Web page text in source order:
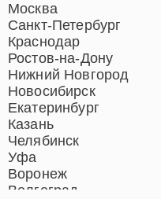
Москва
Санкт-Петербург
Краснодар
Ростов-на-Дону
Нижний Новгород
Новосибирск
Екатеринбург
Казань
Челябинск
Уфа
Воронеж
Волгоград